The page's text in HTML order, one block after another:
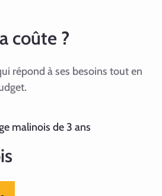
coûte ?
répond à ses besoins tout en
malinois de 3 ans